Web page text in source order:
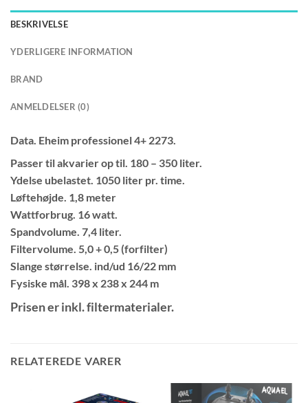
BESKRIVELSE
YDERLIGERE INFORMATION
BRAND
ANMELDELSER (0)
Data. Eheim professionel 4+ 2273.
Passer til akvarier op til. 180 – 350 liter.
Ydelse ubelastet. 1050 liter pr. time.
Løftehøjde. 1,8 meter
Wattforbrug. 16 watt.
Spandvolume. 7,4 liter.
Filtervolume. 5,0 + 0,5 (forfilter)
Slange størrelse. ind/ud 16/22 mm
Fysiske mål. 398 x 238 x 244 m
Prisen er inkl. filtermaterialer.
RELATEREDE VARER